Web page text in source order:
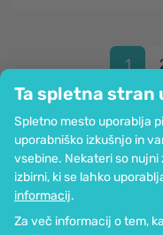
Ta spletna stran
Spletno mesto uporablja
uporabniško izkušnjo in
vsebine. Nekateri so
izbirni, ki se lahko
informacij.
Za več informacij o tem,
1
Podjetje
Informacije
Pridružite se nam